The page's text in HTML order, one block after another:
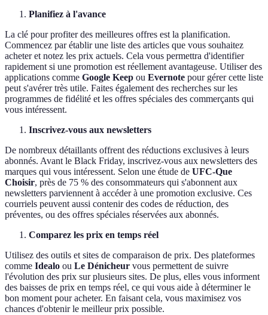
Planifiez à l'avance
La clé pour profiter des meilleures offres est la planification.
Commencez par établir une liste des articles que vous souhaitez
acheter et notez les prix actuels. Cela vous permettra d'identifier
rapidement si une promotion est réellement avantageuse. Utiliser des
applications comme Google Keep ou Evernote pour gérer cette liste
peut s'avérer très utile. Faites également des recherches sur les
programmes de fidélité et les offres spéciales des commerçants qui
vous intéressent.
Inscrivez-vous aux newsletters
De nombreux détaillants offrent des réductions exclusives à leurs
abonnés. Avant le Black Friday, inscrivez-vous aux newsletters des
marques qui vous intéressent. Selon une étude de UFC-Que
Choisir, près de 75 % des consommateurs qui s'abonnent aux
newsletters parviennent à accéder à une promotion exclusive. Ces
courriels peuvent aussi contenir des codes de réduction, des
préventes, ou des offres spéciales réservées aux abonnés.
Comparez les prix en temps réel
Utilisez des outils et sites de comparaison de prix. Des plateformes
comme Idealo ou Le Dénicheur vous permettent de suivre
l'évolution des prix sur plusieurs sites. De plus, elles vous informent
des baisses de prix en temps réel, ce qui vous aide à déterminer le
bon moment pour acheter. En faisant cela, vous maximisez vos
chances d'obtenir le meilleur prix possible.